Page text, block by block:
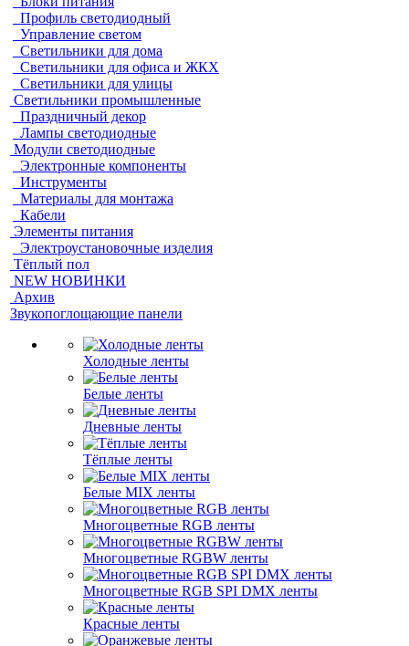
Профиль светодиодный
Управление светом
Светильники для дома
Светильники для офиса и ЖКХ
Светильники для улицы
Светильники промышленные
Праздничный декор
Лампы светодиодные
Модули светодиодные
Электронные компоненты
Инструменты
Материалы для монтажа
Кабели
Элементы питания
Электроустановочные изделия
Тёплый пол
NEW НОВИНКИ
Архив
Звукопоглощающие панели
Холодные ленты
Белые ленты
Дневные ленты
Тёплые ленты
Белые MIX ленты
Многоцветные RGB ленты
Многоцветные RGBW ленты
Многоцветные RGB SPI DMX ленты
Красные ленты